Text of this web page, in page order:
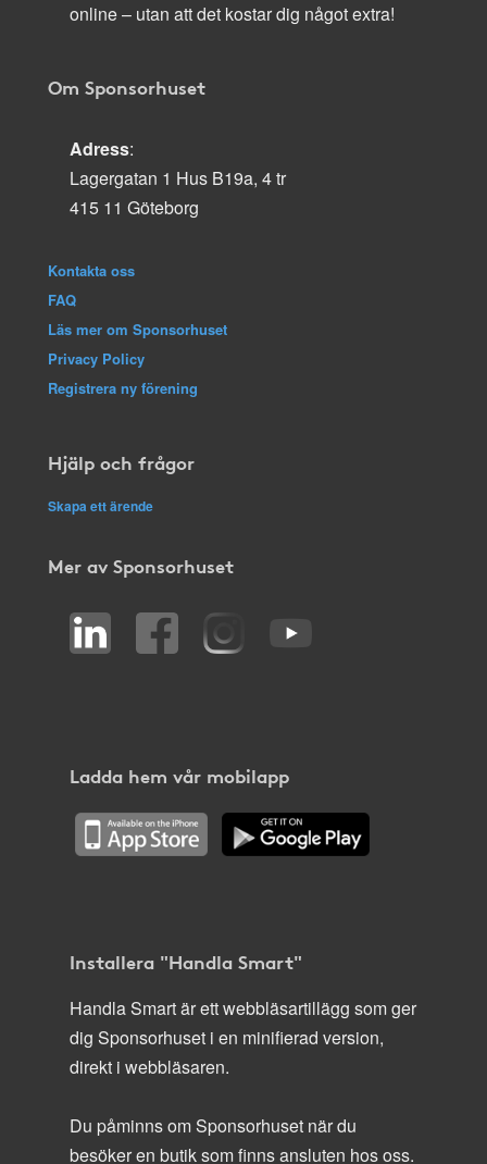
online – utan att det kostar dig något extra!
Om Sponsorhuset
Adress:
Lagergatan 1 Hus B19a, 4 tr
415 11 Göteborg
Kontakta oss
FAQ
Läs mer om Sponsorhuset
Privacy Policy
Registrera ny förening
Hjälp och frågor
Skapa ett ärende
Mer av Sponsorhuset
Ladda hem vår mobilapp
Installera "Handla Smart"
Handla Smart är ett webbläsartillägg som ger
dig Sponsorhuset i en minifierad version,
direkt i webbläsaren.
Du påminns om Sponsorhuset när du
besöker en butik som finns ansluten hos oss.